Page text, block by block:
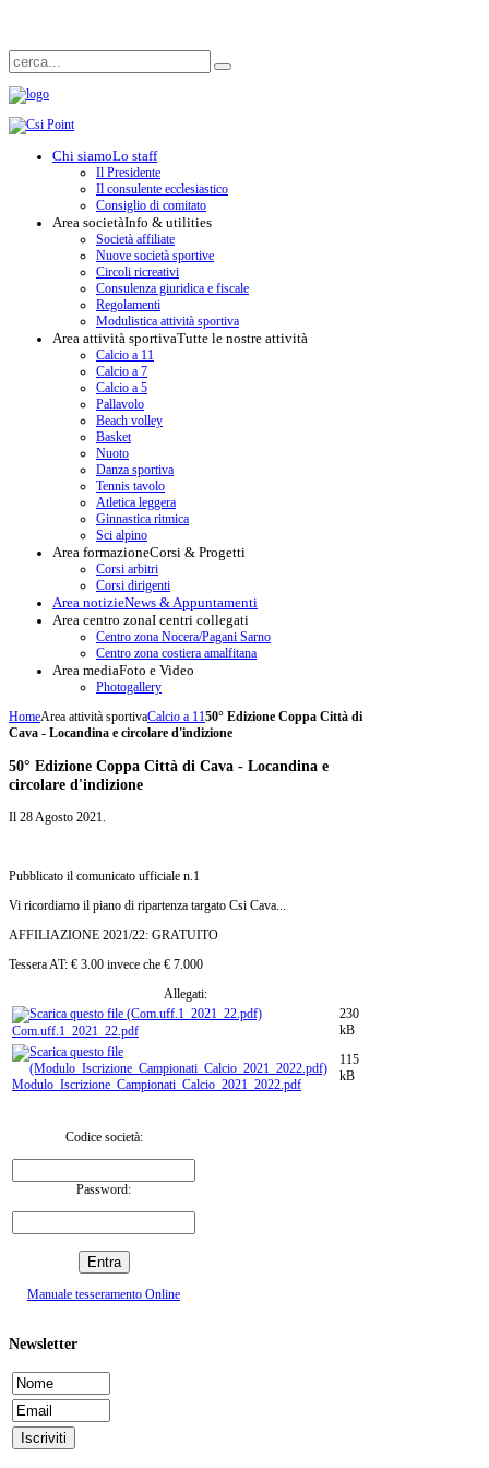
Chi siamoLo staff
Il Presidente
Il consulente ecclesiastico
Consiglio di comitato
Area societàInfo & utilities
Società affiliate
Nuove società sportive
Circoli ricreativi
Consulenza giuridica e fiscale
Regolamenti
Modulistica attività sportiva
Area attività sportivaTutte le nostre attività
Calcio a 11
Calcio a 7
Calcio a 5
Pallavolo
Beach volley
Basket
Nuoto
Danza sportiva
Tennis tavolo
Atletica leggera
Ginnastica ritmica
Sci alpino
Area formazioneCorsi & Progetti
Corsi arbitri
Corsi dirigenti
Area notizieNews & Appuntamenti
Area centro zonaI centri collegati
Centro zona Nocera/Pagani Sarno
Centro zona costiera amalfitana
Area mediaFoto e Video
Photogallery
HomeArea attività sportivaCalcio a 1150° Edizione Coppa Città di
Cava - Locandina e circolare d'indizione
50° Edizione Coppa Città di Cava - Locandina e
circolare d'indizione
Il 28 Agosto 2021.
Pubblicato il comunicato ufficiale n.1
Vi ricordiamo il piano di ripartenza targato Csi Cava...
AFFILIAZIONE 2021/22: GRATUITO
Tessera AT: € 3.00 invece che € 7.000
Allegati:
Com.uff.1_2021_22.pdf
230
kB
Modulo_Iscrizione_Campionati_Calcio_2021_2022.pdf
115
kB
Codice società:
Password:
Manuale tesseramento Online
Newsletter